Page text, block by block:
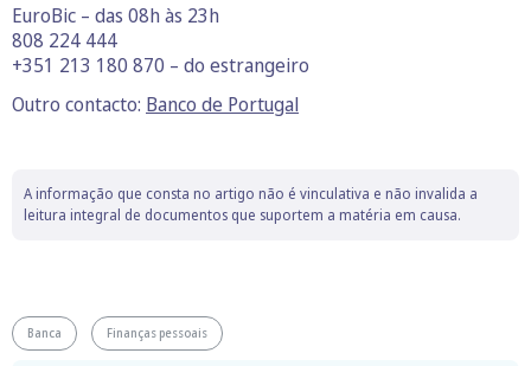
EuroBic – das 08h às 23h
808 224 444
+351 213 180 870 – do estrangeiro
Outro contacto: Banco de Portugal
A informação que consta no artigo não é vinculativa e não invalida a
leitura integral de documentos que suportem a matéria em causa.
Banca Finanças pessoais